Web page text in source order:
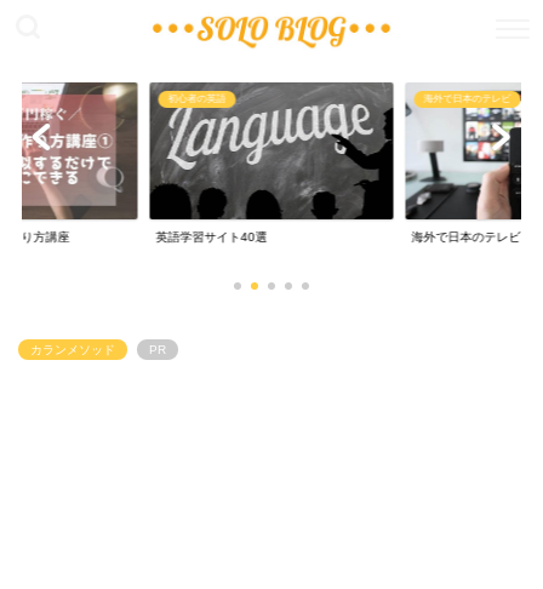
心者の英語
学習サイト40選
海外で日本のテレビ
海外で日本のテレビ
無料で
0円留学
カランメソッド PR